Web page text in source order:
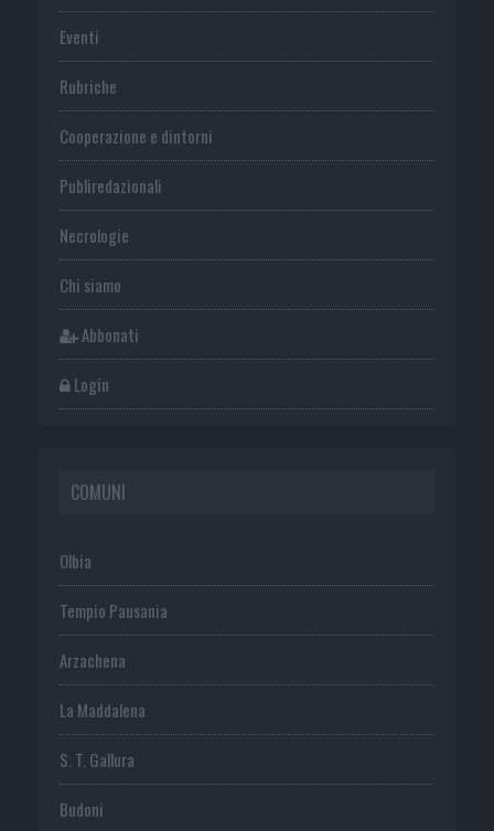
Eventi
Rubriche
Cooperazione e dintorni
Publiredazionali
Necrologie
Chi siamo
Abbonati
Login
COMUNI
Olbia
Tempio Pausania
Arzachena
La Maddalena
S. T. Gallura
Budoni